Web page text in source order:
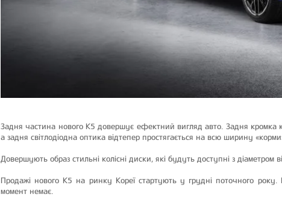
Задня частина нового К5 довершує ефектний вигляд авто. Задня
а задня світлодіодна оптика відтепер простягається на всю ширину
Довершують образ стильні колісні диски, які будуть доступні з діаметром
Продажі нового К5 на ринку Кореї стартують у грудні поточного
момент немає.